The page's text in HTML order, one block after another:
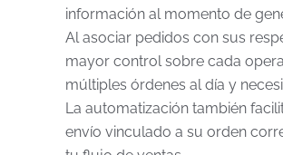
información al momento de
Al asociar pedidos con sus
mayor control sobre cada
múltiples órdenes al día y
La automatización también
envío vinculado a su orden